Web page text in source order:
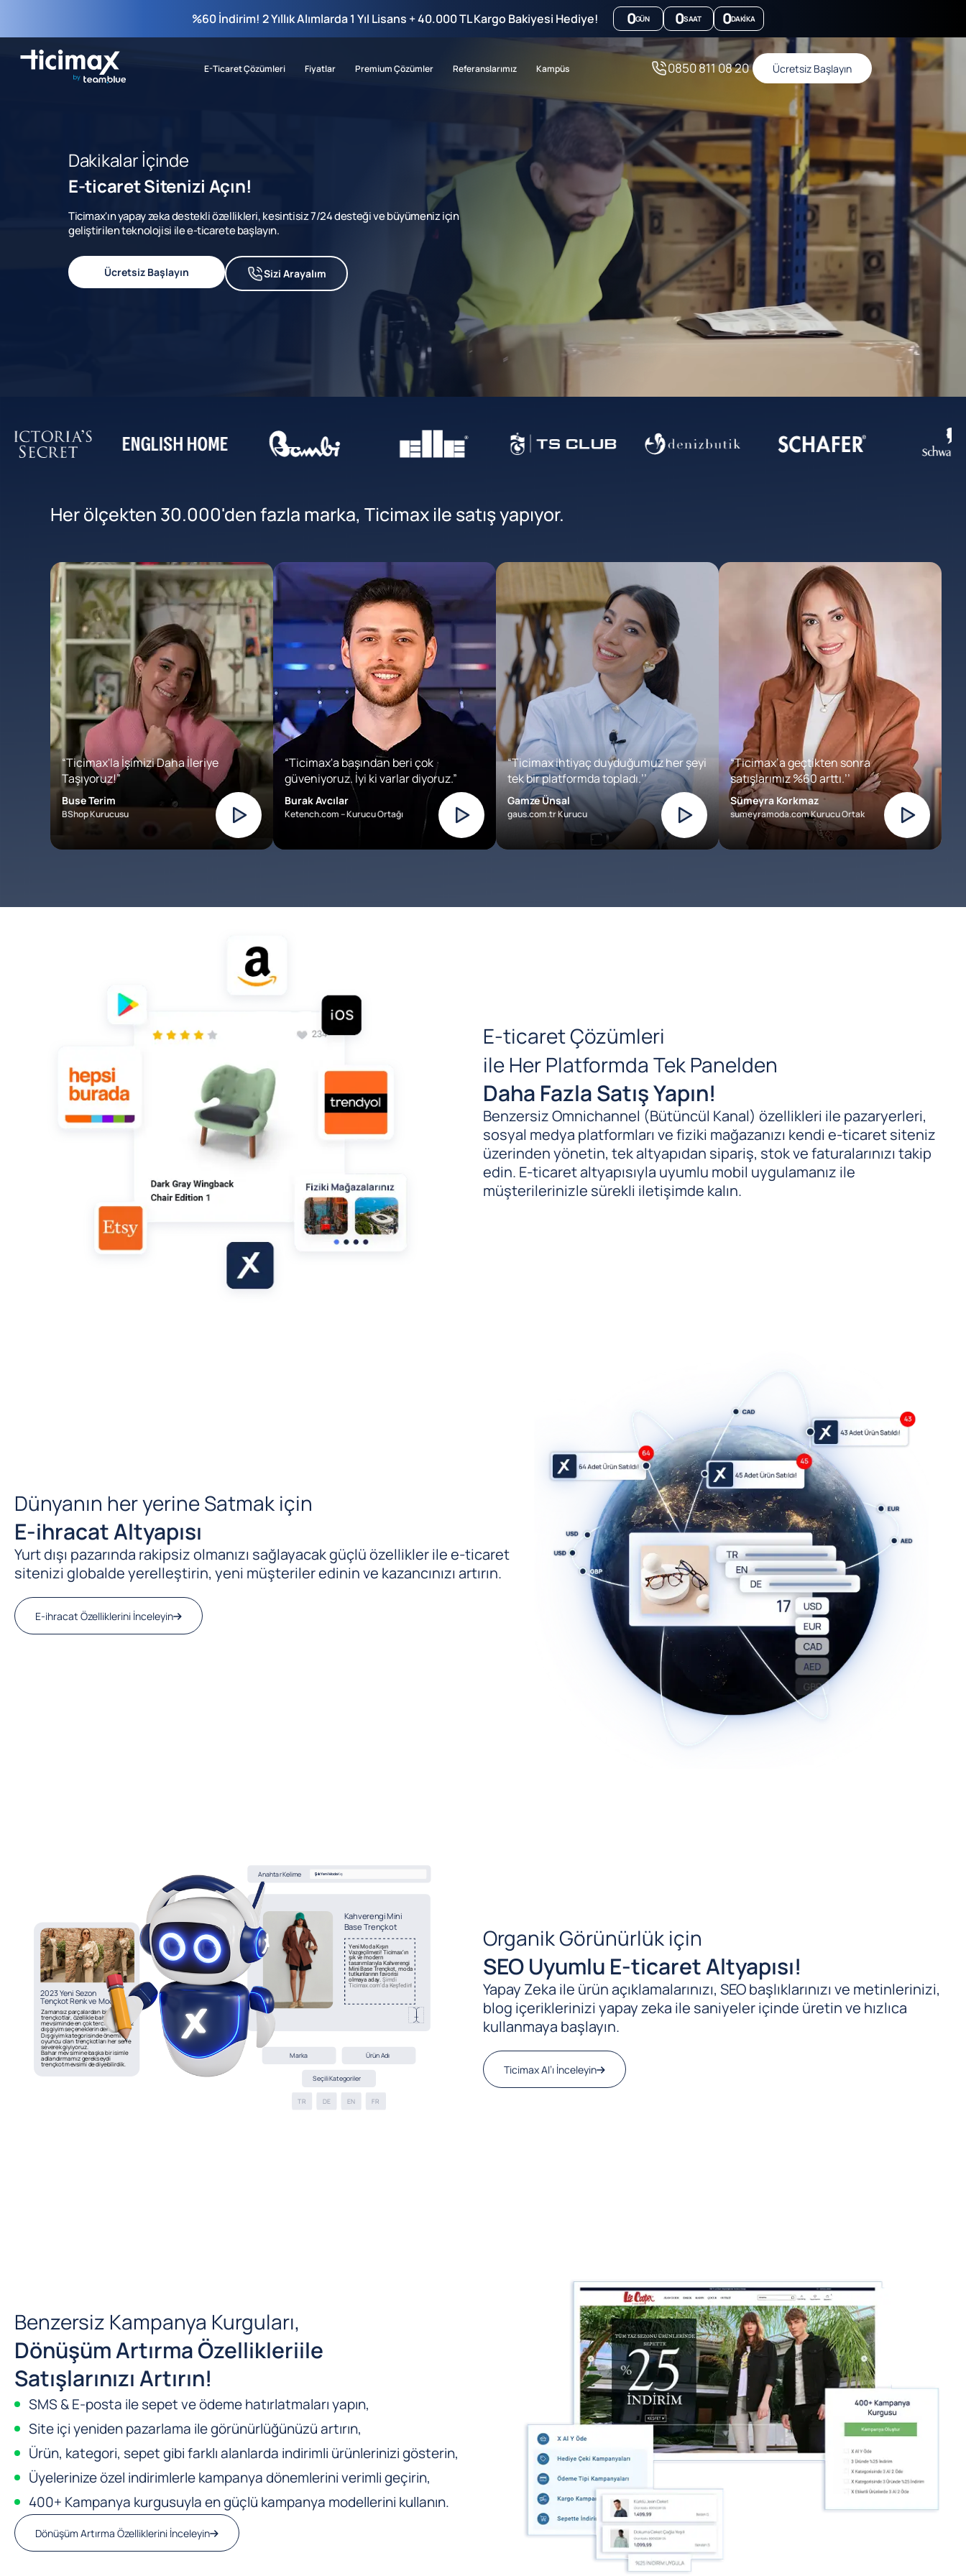
%60 İndirim! 2 Yıllık Alımlarda 1 Yıl Lisans + 40.000 TL Kargo Bakiyesi Hediye! 0GÜN 0SAAT 0DAKIKA
E-Ticaret Çözümleri Fiyatlar Premium Çözümler Referanslarımız Kampüs 0850 811 08 20 Ücretsiz Başlayın
Dakikalar İçinde
E-ticaret Sitenizi Açın!
Ticimax'ın yapay zeka destekli özellikleri, kesintisiz 7/24 desteği ve büyümeniz için
geliştirilen teknolojisi ile e-ticarete başlayın.
Ücretsiz Başlayın Sizi Arayalım
Her ölçekten 30.000'den fazla marka, Ticimax ile satış yapıyor.
“Ticimax'la İşimizi Daha İleriye
Taşıyoruz!”
Buse Terim
BShop Kurucusu
“Ticimax'a başından beri çok
güveniyoruz. İyi ki varlar diyoruz.”
Burak Avcılar
Ketench.com – Kurucu Ortağı
“Ticimax ihtiyaç duyduğumuz her şeyi
tek bir platformda topladı.’’
Gamze Ünsal
gaus.com.tr Kurucu
“Ticimax’a geçtikten sonra
satışlarımız %60 arttı.’’
Sümeyra Korkmaz
sumeyramoda.com Kurucu Ortak
E-ticaret Çözümleri
ile Her Platformda Tek Panelden
Daha Fazla Satış Yapın!
Benzersiz Omnichannel (Bütüncül Kanal) özellikleri ile pazaryerleri,
sosyal medya platformları ve fiziki mağazanızı kendi e-ticaret siteniz
üzerinden yönetin, tek altyapıdan sipariş, stok ve faturalarınızı takip
edin. E-ticaret altyapısıyla uyumlu mobil uygulamanız ile
müşterilerinizle sürekli iletişimde kalın.
Dünyanın her yerine Satmak için
E-ihracat Altyapısı
Yurt dışı pazarında rakipsiz olmanızı sağlayacak güçlü özellikler ile e-ticaret
sitenizi globalde yerelleştirin, yeni müşteriler edinin ve kazancınızı artırın.
E-ihracat Özelliklerini İnceleyin
Organik Görünürlük için
SEO Uyumlu E-ticaret Altyapısı!
Yapay Zeka ile ürün açıklamalarınızı, SEO başlıklarınızı ve metinlerinizi,
blog içeriklerinizi yapay zeka ile saniyeler içinde üretin ve hızlıca
kullanmaya başlayın.
Ticimax AI’ı İnceleyin
Benzersiz Kampanya Kurguları,
Dönüşüm Artırma Özellikleriile
Satışlarınızı Artırın!
SMS & E-posta ile sepet ve ödeme hatırlatmaları yapın,
Site içi yeniden pazarlama ile görünürlüğünüzü artırın,
Ürün, kategori, sepet gibi farklı alanlarda indirimli ürünlerinizi gösterin,
Üyelerinize özel indirimlerle kampanya dönemlerini verimli geçirin,
400+ Kampanya kurgusuyla en güçlü kampanya modellerini kullanın.
Dönüşüm Artırma Özelliklerini İnceleyin